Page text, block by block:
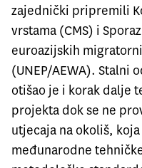
zajednički pripremili
vrstama (CMS) i
euroazijskih
(UNEP/AEWA). Stalni
otišao je i korak dalje
projekta dok se ne
utjecaja na okoliš,
međunarodne